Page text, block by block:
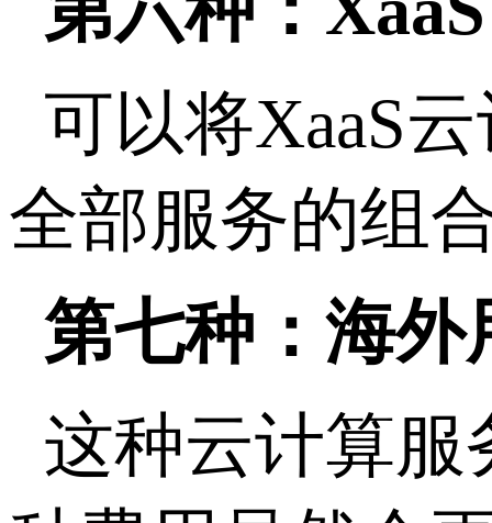
可以将XaaS
全部服务的组
第七种：海外
这种云计算服